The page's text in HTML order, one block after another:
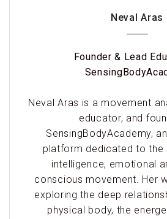
Neval Aras
Founder & Lead
Neval Aras is a movement
educator, and
SensingBodyAcademy,
platform dedicated to the
intelligence, emotional
conscious movement. Her
exploring the deep
physical body, the